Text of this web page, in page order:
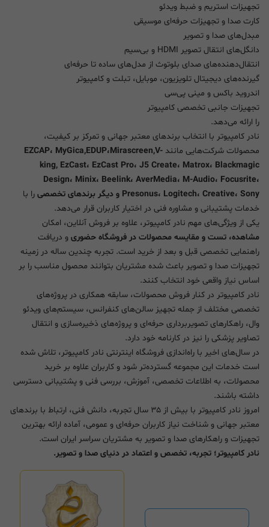
تجهیزات استریم و ضبط ویدئو
کارت صدا و تجهیزات حرفه‌ای موسیقی
مبدل‌های صدا و تصویر
دانگل‌های انتقال تصویر HDMI و بی‌سیم
انتقال‌دهنده‌های صدای بلوتوث از مدل‌های ساده تا حرفه‌ای
گیرنده‌های دیجیتال تلویزیون، موبایل، تبلت و کامپیوتر
اندروید باکس و مینی پی‌سی
تجهیزات جانبی تخصصی کامپیوتر
را ارائه می‌دهد.
نادر کامپیوتر با انتخاب برندهای معتبر جهانی و تمرکز بر کیفیت،
محصولات شرکت‌هایی مانند EZCAP، MyGica,EDUP،Mirascreen,V-
king, EzCast، EzCast Pro، J5 Create، Matrox، Blackmagic
Design، Minix، Beelink، AverMedia، M-Audio، Focusrite،
Presonus، Logitech، Creative، Sony و دیگر برندهای تخصصی
را با
خدمات پشتیبانی و مشاوره فنی در اختیار کاربران قرار می‌دهد.
یکی از ویژگی‌های مهم نادر کامپیوتر، علاوه بر فروش آنلاین، امکان
مشاهده، تست و مقایسه محصولات در فروشگاه حضوری و دریافت
راهنمایی تخصصی قبل و بعد از خرید است. تجربه چندین ساله در زمینه
تجهیزات صدا و تصویر باعث شده مشتریان بتوانند محصول مناسب را بر
اساس نیاز واقعی خود انتخاب کنند.
نادر کامپیوتر در کنار فروش محصولات، سابقه همکاری در پروژه‌های
تخصصی مختلف از جمله تجهیز سالن‌های کنفرانس، سیستم‌های ویدئو
وال، راهکارهای تصویربرداری حرفه‌ای و پروژه‌های ذخیره‌سازی و انتقال
تصاویر پزشکی را نیز در کارنامه خود دارد.
در سال‌های اخیر با راه‌اندازی فروشگاه اینترنتی نادر کامپیوتر، تلاش شده
است خدمات این مجموعه گسترده‌تر شود و کاربران علاوه بر خرید
محصولات، به اطلاعات تخصصی، آموزش، بررسی فنی و پشتیبانی دسترسی
داشته باشند.
امروز نادر کامپیوتر با بیش از ۳۵ سال تجربه، دانش فنی، ارتباط با برندهای
معتبر جهانی و شناخت نیاز کاربران حرفه‌ای و عمومی، آماده ارائه بهترین
تجهیزات و راهکارهای صدا و تصویر به مشتریان سراسر ایران است.
نادر کامپیوتر؛ تجربه، تخصص و اعتماد در دنیای صدا و تصویر.